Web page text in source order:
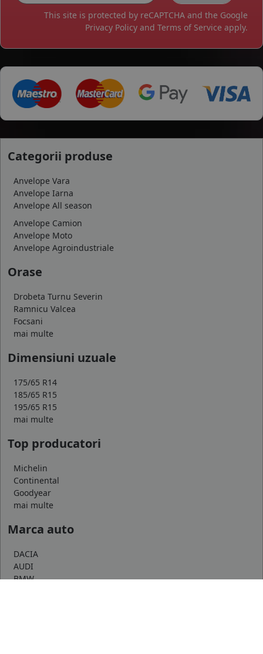
This site is protected by reCAPTCHA and the Google
Privacy Policy and Terms of Service apply.
Categorii produse
Anvelope Vara
Anvelope Iarna
Anvelope All season
Anvelope Camion
Anvelope Moto
Anvelope Agroindustriale
Orase
Drobeta Turnu Severin
Ramnicu Valcea
Focsani
mai multe
Dimensiuni uzuale
175/65 R14
185/65 R15
195/65 R15
mai multe
Top producatori
Michelin
Continental
Goodyear
mai multe
Marca auto
DACIA
AUDI
BMW